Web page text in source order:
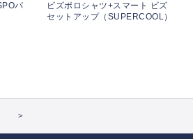
パ
ビズポロシャツ+スマート ビズ
セットアップ（SUPERCOOL）